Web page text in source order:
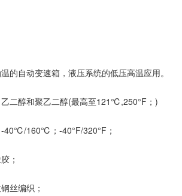
的自动变速箱，液压系统的低压高温应用。
二醇和聚乙二醇(最高至121℃,250°F；)
-40℃/160℃；-40°F/320°F；
；
丝编织；